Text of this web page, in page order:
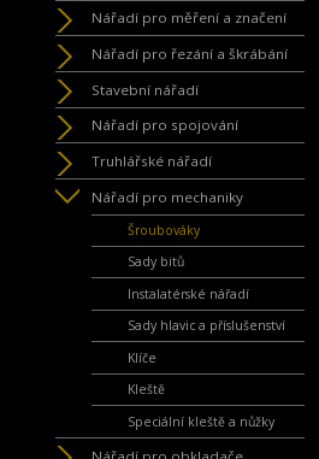
Nářadí pro měření a značení
Nářadí pro řezání a škrábání
Stavební nářadí
Nářadí pro spojování
Truhlářské nářadí
Nářadí pro mechaniky
Šroubováky
Sady bitů
Instalatérské nářadí
Sady hlavic a příslušenství
Klíče
Kleště
Speciální kleště a nůžky